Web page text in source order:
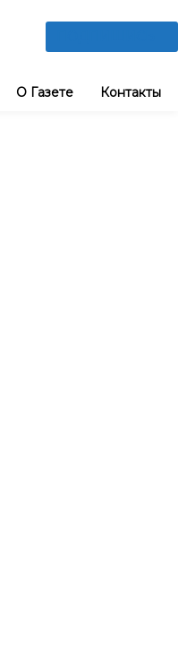
О Газете Контакты